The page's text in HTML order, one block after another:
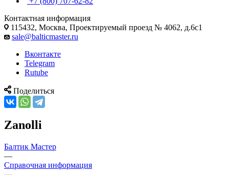
Контактная информация
115432, Москва, Проектируемый проезд № 4062, д.6с1
sale@balticmaster.ru
Вконтакте
Telegram
Rutube
Поделиться
Zanolli
Балтик Мастер
—
Справочная информация